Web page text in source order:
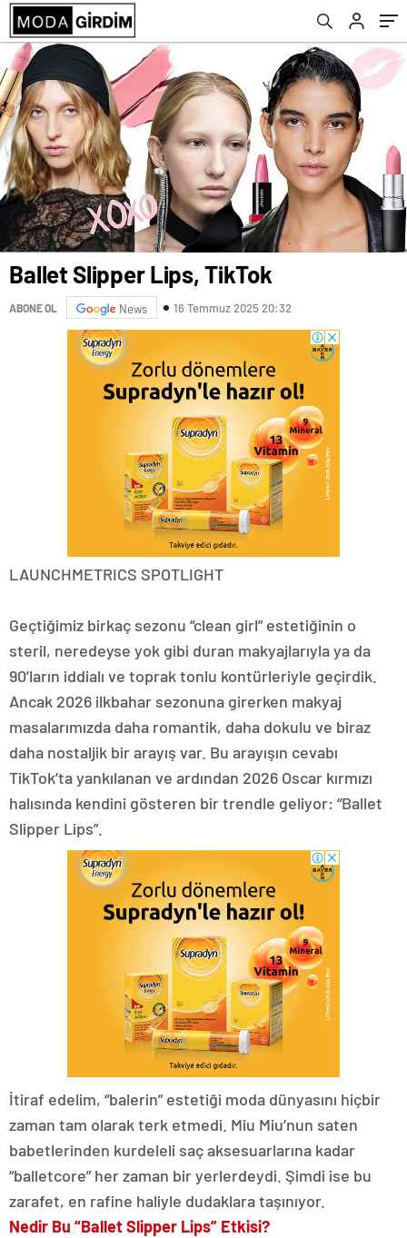
Ballet Slipper Lips, TikTok
ABONE OL News 16 Temmuz 2025 20:32
LAUNCHMETRICS SPOTLIGHT
Geçtiğimiz birkaç sezonu “clean girl” estetiğinin o
steril, neredeyse yok gibi duran makyajlarıyla ya da
90’ların iddialı ve toprak tonlu kontürleriyle geçirdik.
Ancak 2026 ilkbahar sezonuna girerken makyaj
masalarımızda daha romantik, daha dokulu ve biraz
daha nostaljik bir arayış var. Bu arayışın cevabı
TikTok’ta yankılanan ve ardından 2026 Oscar kırmızı
halısında kendini gösteren bir trendle geliyor: “Ballet
Slipper Lips”.
İtiraf edelim, “balerin” estetiği moda dünyasını hiçbir
zaman tam olarak terk etmedi. Miu Miu’nun saten
babetlerinden kurdeleli saç aksesuarlarına kadar
“balletcore” her zaman bir yerlerdeydi. Şimdi ise bu
zarafet, en rafine haliyle dudaklara taşınıyor.
Nedir Bu “Ballet Slipper Lips” Etkisi?